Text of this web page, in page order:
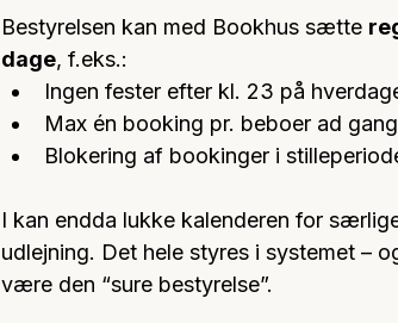
Bestyrelsen kan med Bookhus sætte
dage, f.eks.:
Ingen fester efter kl. 23 på
Max én booking pr. beboer ad
Blokering af bookinger i
I kan endda lukke kalenderen for
udlejning. Det hele styres i systemet –
være den “sure bestyrelse”.